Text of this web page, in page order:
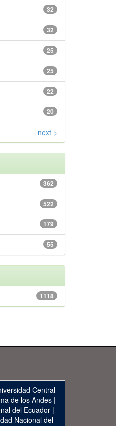
32
32
25
25
22
20
next >
362
522
179
55
1118
Central
de los Andes|
del Ecuador|
Nacional del